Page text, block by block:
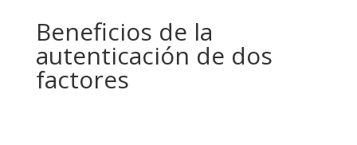
Beneficios de la
autenticación de dos
factores